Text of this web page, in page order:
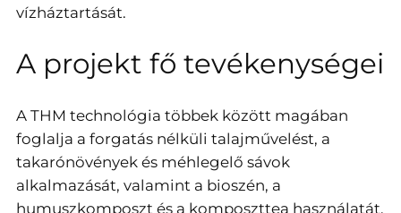
vízháztartását.
A projekt fő tevékenységei
A THM technológia többek között magában
foglalja a forgatás nélküli talajművelést, a
takarónövények és méhlegelő sávok
alkalmazását, valamint a bioszén, a
humuszkomposzt és a komposzttea használatát.